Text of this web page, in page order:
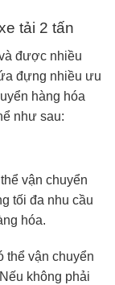
tải 2 tấn
được nhiều
đựng nhiều ưu
hàng hóa
như sau:
vận chuyển
tối đa nhu cầu
hóa.
thể vận chuyển
không phải